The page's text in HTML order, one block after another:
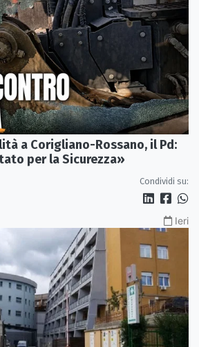
a Corigliano-Rossano, il Pd:
per la Sicurezza»
Condividi su:
Ieri